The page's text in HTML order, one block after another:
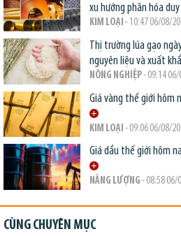
xu hướng phân hóa duy
KIM LOẠI - 10:47 06/08/
Thị trường lúa gạo
nguyên liệu và xuất
NÔNG NGHIỆP- 09:14 06/
Giá vàng thế giới hôm
KIM LOẠI - 09:06 06/08/
Giá dầu thế giới hôm
NĂNG LƯỢNG - 08:58 06/
CÙNG CHUYÊN MỤC